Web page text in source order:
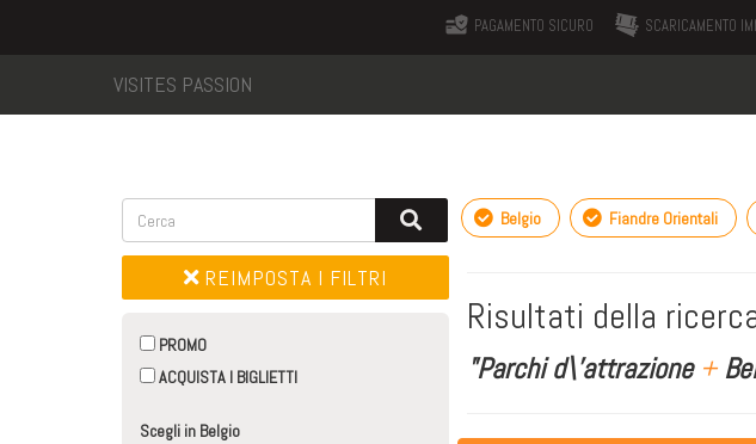
PAGAMENTO SICURO SCARICAMENTO
VISITES PASSION
REIMPOSTA I FILTRI
PROMO
ACQUISTA I BIGLIETTI
Scegli in Belgio
Belgio Fiandre Orientali
Risultati della
"Parchi d\'attrazione +